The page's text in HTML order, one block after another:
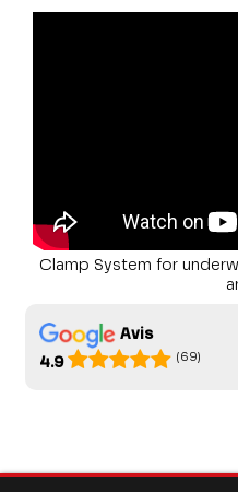
Clamp System for
Avis
4.9
(69)